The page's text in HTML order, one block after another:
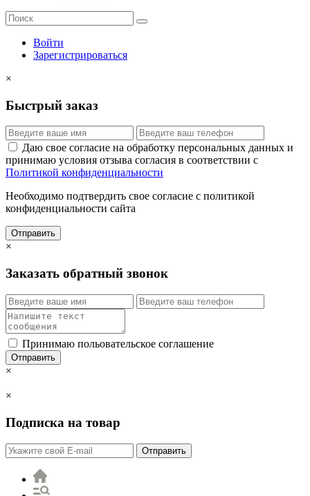
Войти
Зарегистрироваться
×
Быстрый заказ
Даю свое согласие на обработку персональных данных и
принимаю условия отзыва согласия в соответствии с
Политикой конфиденциальности
Необходимо подтвердить свое согласие с политикой
конфиденциальности сайта
Отправить
×
Заказать обратный звонок
Принимаю польовательское соглашение
Отправить
×
×
Подписка на товар
Отправить